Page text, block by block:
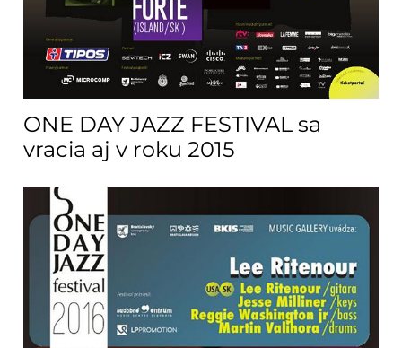
ONE DAY JAZZ FESTIVAL sa
vracia aj v roku 2015